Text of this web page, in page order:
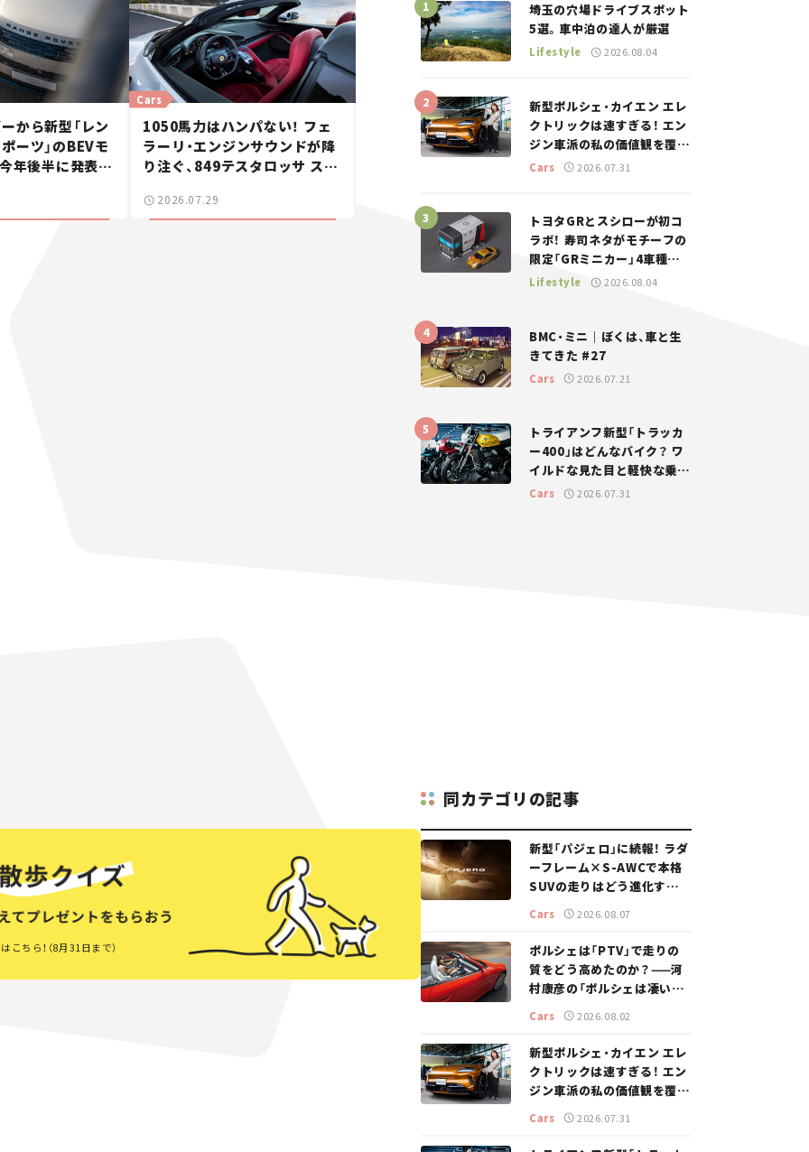
から新型「レン
ーツ」のBEVモ
年後半に発表へ
Cars
1050馬力はハンパない！ フェ
ラーリ・エンジンサウンドが降
り注ぐ、849テスタロッサ スパ
2026.07.29
こちら！（8月31日まで）
埼玉の穴場ドライブスポット
5選。車中泊の達人が厳選
Lifestyle 2026.08.04
新型ポルシェ・カイエン エレ
クトリックは速すぎる！ エン
ジン車派の私の価値観を覆し
た、新しいポルシェの走り。
Cars 2026.07.31
トヨタGRとスシローが初コ
ラボ！ 寿司ネタがモチーフの
限定「GRミニカー」4車種が
登場。入手方法は？【クルマ
Lifestyle 2026.08.04
BMC・ミニ｜ぼくは、車と生
きてきた #27
Cars 2026.07.21
トライアンフ新型「トラッカ
ー400」はどんなバイク？ ワ
イルドな見た目と軽快な乗り
味を両立した400ccフラット
Cars 2026.07.31
同カテゴリの記事
新型「パジェロ」に続報！ ラダ
ーフレーム×S-AWCで本格
SUVの走りはどう進化する？
【新車ニュース】
Cars 2026.08.07
ポルシェは「PTV」で走りの
質をどう高めたのか？——河
村康彦の「ポルシェは凄い！」
Cars 2026.08.02
新型ポルシェ・カイエン エレ
クトリックは速すぎる！ エン
ジン車派の私の価値観を覆し
た、新しいポルシェの走り。
Cars 2026.07.31